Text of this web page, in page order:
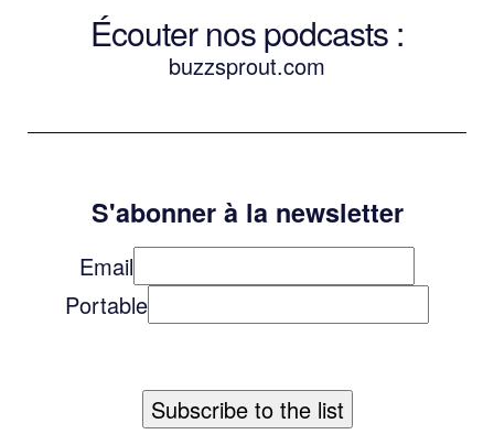
Écouter nos podcasts :
buzzsprout.com
S'abonner à la newsletter
Email
Portable